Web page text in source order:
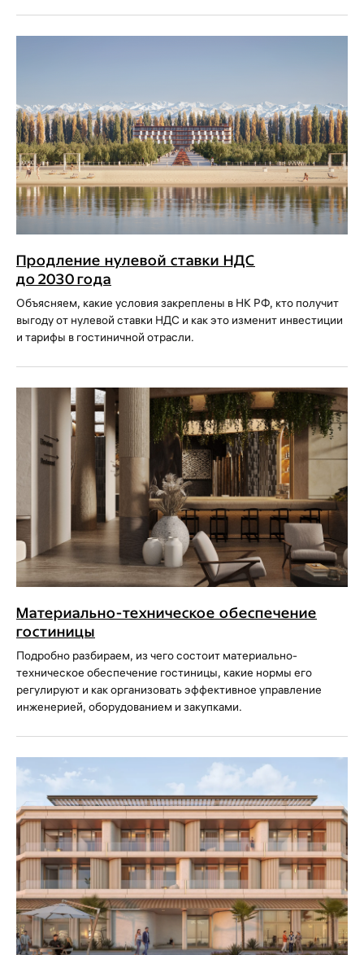
Продление нулевой ставки НДС
до 2030 года
Объясняем, какие условия закреплены в НК РФ, кто получит
выгоду от нулевой ставки НДС и как это изменит инвестиции
и тарифы в гостиничной отрасли.
Материально-техническое обеспечение
гостиницы
Подробно разбираем, из чего состоит материально-
техническое обеспечение гостиницы, какие нормы его
регулируют и как организовать эффективное управление
инженерией, оборудованием и закупками.